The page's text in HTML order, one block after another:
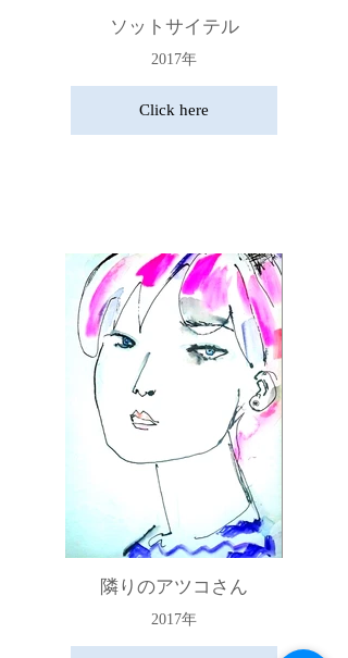
ソットサイテル
2017年
Click here
隣りのアツコさん
2017年